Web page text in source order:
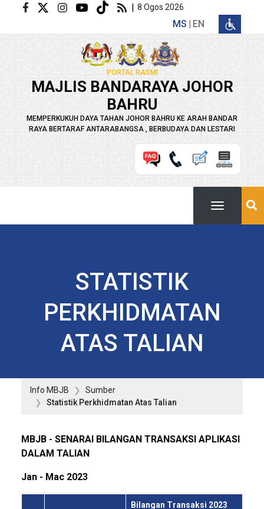
Langkau ke kandungan utama | 8 Ogos 2026
MS EN
PORTAL RASMI
MAJLIS BANDARAYA JOHOR
BAHRU
MEMPERKUKUH DAYA TAHAN JOHOR BAHRU KE ARAH BANDAR
RAYA BERTARAF ANTARABANGSA , BERBUDAYA DAN LESTARI
STATISTIK
PERKHIDMATAN
ATAS TALIAN
Info MBJB
Sumber
Statistik Perkhidmatan Atas Talian
MBJB - SENARAI BILANGAN TRANSAKSI APLIKASI
DALAM TALIAN
Jan - Mac 2023
Bilangan Transaksi 2023